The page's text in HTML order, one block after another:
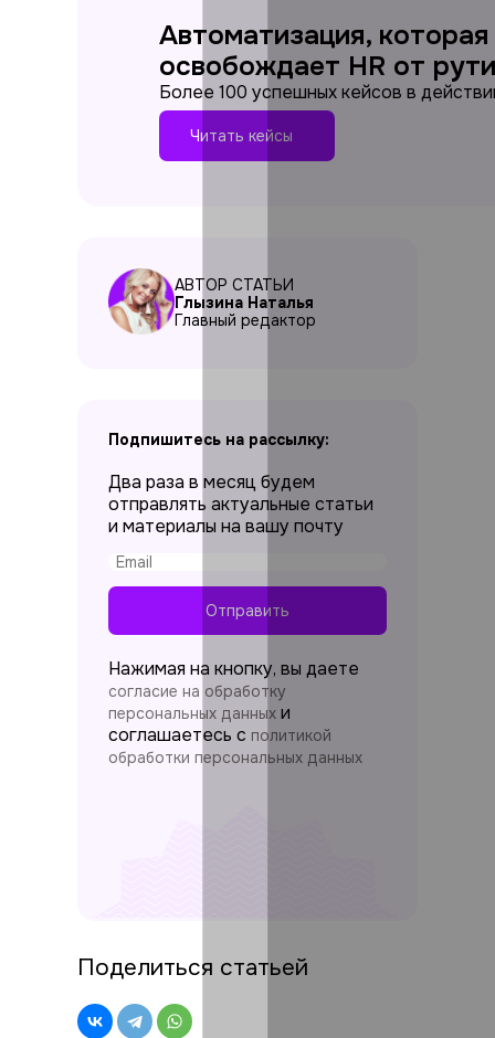
Автоматизация, которая
освобождает HR от
Более 100 успешных кейсов в
Читать кейсы
АВТОР СТАТЬИ
Глызина Наталья
Главный редактор
Подпишитесь на рассылку:
Два раза в месяц будем
отправлять актуальные статьи
и материалы на вашу почту
Отправить
Нажимая на кнопку, вы даете
согласие на обработку
персональных данных и
соглашаетесь c политикой
обработки персональных данных
Поделиться статьей